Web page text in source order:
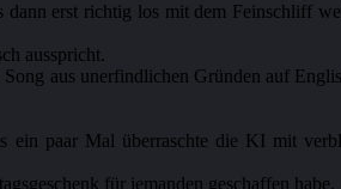
erst richtig los mit dem Feinschliff
ausspricht.
aus unerfindlichen Gründen auf
paar Mal überraschte die KI mit
für jemanden geschaffen habe.